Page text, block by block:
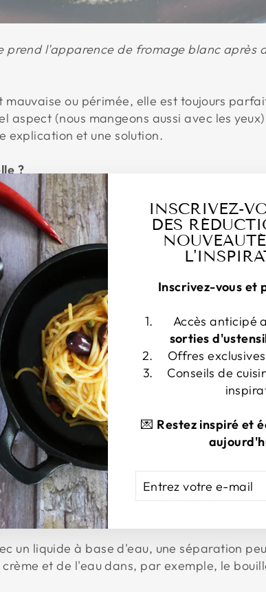
prend l'apparence de fromage blanc après
mauvaise ou périmée, elle est toujours
aspect (nous mangeons aussi avec les
explication et une solution.
?
crème peuvent se séparer pour différentes
grasses est plus susceptible de se
augmente la possibilité de séparation.
très acides comme le vin, les
?
teneur en matières grasses au lieu de la
la Crème Fraîche ou de la double crème qui
début, ou mieux encore, retirez la
au début, incorporez 1/2 à 1 cuillère à
dans la crème avant de la mélanger avec
en température avant de l'ajouter au lieu
un liquide à base d'eau, une séparation
et de l'eau dans, par exemple, le
INSCRIVEZ-
DES
Inscrivez-vous et
Accès anticipé
sorties
Offres
Conseils de
💌 Restez inspiré et
VOTRE
E-